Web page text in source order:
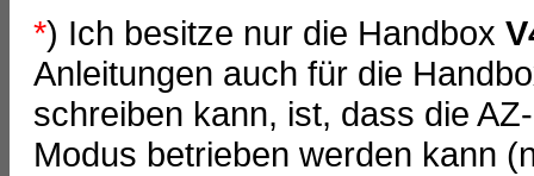
*) Ich besitze nur die Handbox
Anleitungen auch für die
schreiben kann, ist, dass die
Modus betrieben werden kann